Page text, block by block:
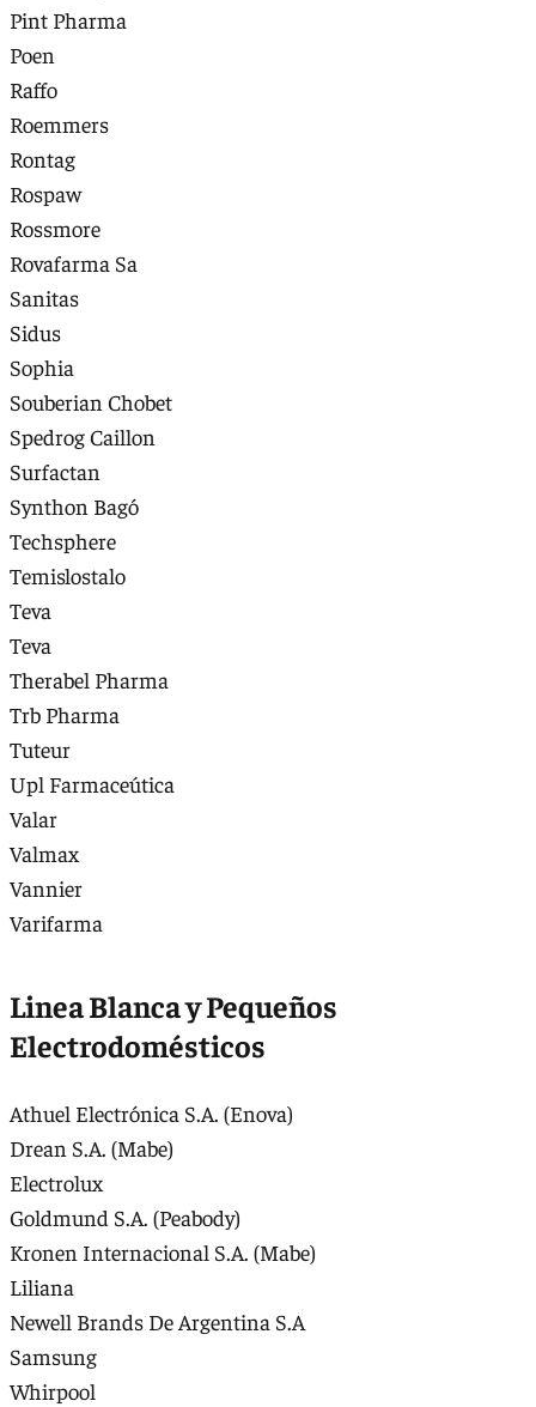
Pint Pharma
Poen
Raffo
Roemmers
Rontag
Rospaw
Rossmore
Rovafarma Sa
Sanitas
Sidus
Sophia
Souberian Chobet
Spedrog Caillon
Surfactan
Synthon Bagó
Techsphere
Temislostalo
Teva
Teva
Therabel Pharma
Trb Pharma
Tuteur
Upl Farmaceútica
Valar
Valmax
Vannier
Varifarma
Linea Blanca y Pequeños
Electrodomésticos
Athuel Electrónica S.A. (Enova)
Drean S.A. (Mabe)
Electrolux
Goldmund S.A. (Peabody)
Kronen Internacional S.A. (Mabe)
Liliana
Newell Brands De Argentina S.A
Samsung
Whirpool